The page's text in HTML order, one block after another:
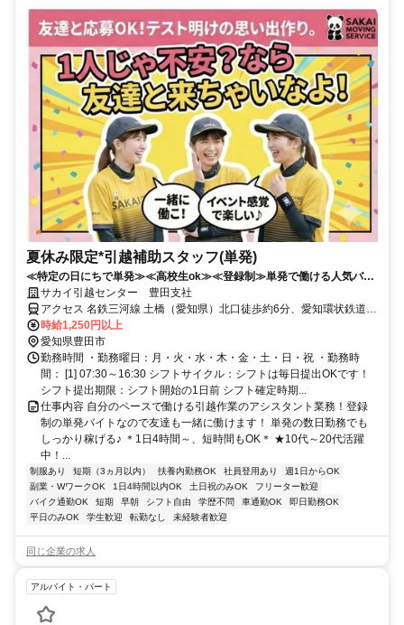
夏休み限定*引越補助スタッフ(単発)
≪特定の日にちで単発≫≪高校生ok≫≪登録制≫単発で働ける人気バイ
ト♪サカイ引越センター 豊田支社
アクセス 名鉄三河線 土橋（愛知県）北口徒歩約6分、愛知環状鉄道
三河豊田徒歩約32分、愛知環状鉄道 新上挙母徒歩約31分
時給1,250円以上
愛知県豊田市
勤務時間 ・勤務曜日：月・火・水・木・金・土・日・祝 ・勤務時
間： [1] 07:30～16:30 シフトサイクル：シフトは毎日提出OKです！
シフト提出期限：シフト開始の1日前 シフト確定時期...
仕事内容 自分のペースで働ける引越作業のアシスタント業務！登録
制の単発バイトなので友達も一緒に働けます！ 単発の数日勤務でも
しっかり稼げる♪ ＊1日4時間～、短時間もOK＊ ★10代～20代活躍
中！...
制服あり 短期（3ヵ月以内） 扶養内勤務OK 社員登用あり
週1日からOK
副業・WワークOK
1日4時間以内OK 土日祝のみOK
フリーター歓迎
バイク通勤OK
短期 早朝 シフト自由 学歴不問 車通勤OK
即日勤務OK
平日のみOK
学生歓迎 転勤なし 未経験者歓迎
同じ企業の求人
アルバイト・パート